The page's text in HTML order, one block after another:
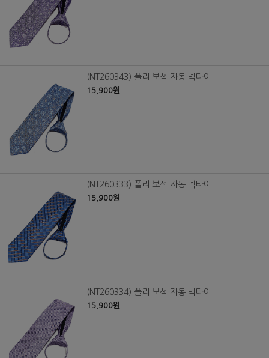
(NT260343) 폴리 보석 자동 넥타이
15,900원
(NT260333) 폴리 보석 자동 넥타이
15,900원
(NT260334) 폴리 보석 자동 넥타이
15,900원